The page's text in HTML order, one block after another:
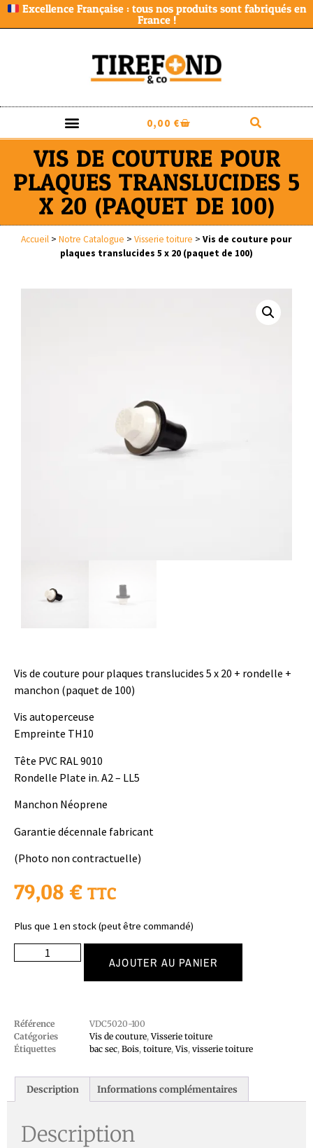
Excellence Française : tous nos produits sont fabriqués en
France !
0,00 €
VIS DE COUTURE POUR
PLAQUES TRANSLUCIDES 5
X 20 (PAQUET DE 100)
Accueil > Notre Catalogue > Visserie toiture > Vis de couture pour
plaques translucides 5 x 20 (paquet de 100)
Vis de couture pour plaques translucides 5 x 20 + rondelle +
manchon (paquet de 100)
Vis autoperceuse
Empreinte TH10
Tête PVC RAL 9010
Rondelle Plate in. A2 – LL5
Manchon Néoprene
Garantie décennale fabricant
(Photo non contractuelle)
79,08 € TTC
Plus que 1 en stock (peut être commandé)
AJOUTER AU PANIER
Référence
VDC5020-100
Catégories
Vis de couture,Visserie toiture
Étiquettes
bac sec, Bois, toiture,Vis, visserie toiture
Description Informations complémentaires
Description